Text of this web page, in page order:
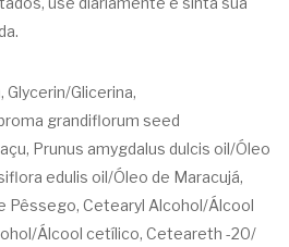
Glycerin/Glicerina,
grandiflorum seed
Prunus amygdalus dulcis oil/Óleo
edulis oil/Óleo de Maracujá,
Pêssego, Cetearyl Alcohol/Álcool
Álcool cetílico, Ceteareth -20/